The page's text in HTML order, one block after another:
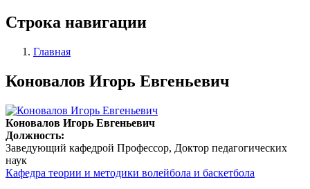
Строка навигации
Главная
Коновалов Игорь Евгеньевич
Коновалов Игорь Евгеньевич
Должность:
Заведующий кафедрой Профессор, Доктор педагогических
наук
Кафедра теории и методики волейбола и баскетбола